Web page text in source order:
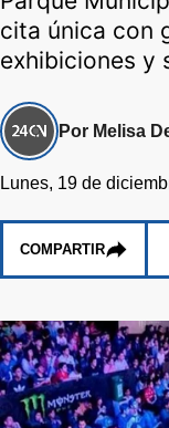
cita única con
exhibiciones y
Por Melisa
Lunes, 19 de
COMPARTIR